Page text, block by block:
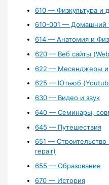
610 — Физкультура и
610-001 — Домашний
614 — Анатомия и
620 — Веб сайты
622 — Месенджеры и
625 — Ютьюб
630 — Видео и звук
640 — Семинары,
645 — Путешествия
651 —
repair)
655 — Образование
670 — История